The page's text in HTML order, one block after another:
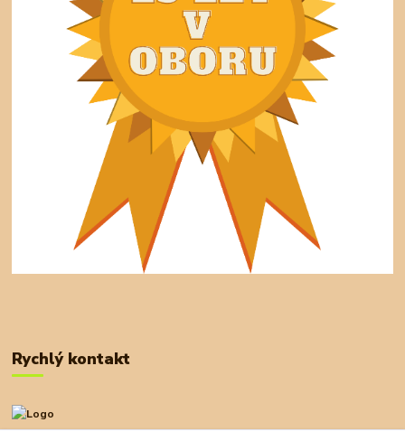
Rychlý kontakt
+420 727 972 830